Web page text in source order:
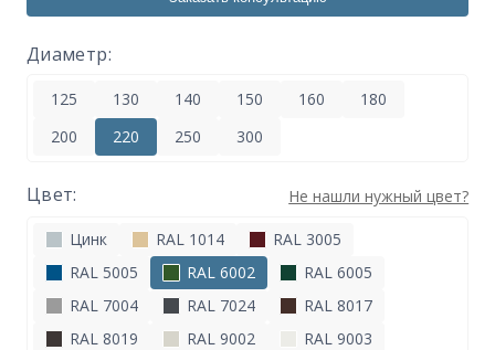
Диаметр:
125 130 140 150 160
180
200
220 250 300
Цвет: Не нашли нужный цвет?
Цинк RAL 1014
RAL 3005
RAL 5005
RAL 6002
RAL 6005
RAL 7004
RAL 7024
RAL 8017
RAL 8019
RAL 9002
RAL 9003